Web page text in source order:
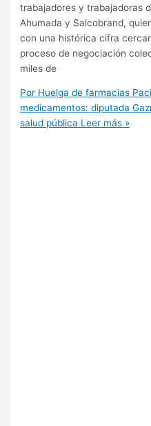
trabajadores y trabajadoras
Ahumada y Salcobrand,
con una histórica cifra
proceso de negociación
miles de
Por Huelga de farmacias
medicamentos: diputada
salud pública Leer más »